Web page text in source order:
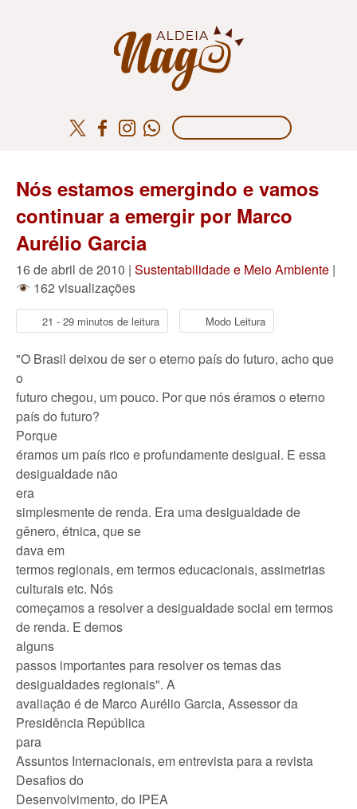
Nós estamos emergindo e vamos
continuar a emergir por Marco
Aurélio Garcia
16 de abril de 2010 | Sustentabilidade e Meio Ambiente |
162 visualizações
21 - 29 minutos de leitura Modo Leitura
"O Brasil deixou de ser o eterno país do futuro, acho que
o
futuro chegou, um pouco. Por que nós éramos o eterno
país do futuro?
Porque
éramos um país rico e profundamente desigual. E essa
desigualdade não
era
simplesmente de renda. Era uma desigualdade de
gênero, étnica, que se
dava em
termos regionais, em termos educacionais, assimetrias
culturais etc. Nós
começamos a resolver a desigualdade social em termos
de renda. E demos
alguns
passos importantes para resolver os temas das
desigualdades regionais". A
avaliação é de Marco Aurélio Garcia, Assessor da
Presidência República
para
Assuntos Internacionais, em entrevista para a revista
Desafios do
Desenvolvimento, do IPEA